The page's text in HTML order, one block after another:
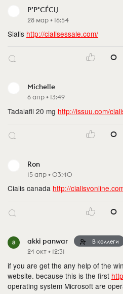
Р’Р°СЃСЏ
28 мар • 16:54
Sialis http://cialisessale.com/
0
Michelle
6 апр • 13:49
Tadalafil 20 mg http://issuu.com/
0
Ron
15 апр • 03:40
Cialis canada http://
0
akki panwar В коллеги
24 окт • 12:31
if you are get the any help of the
website. because this is the first
operating system Microsoft are